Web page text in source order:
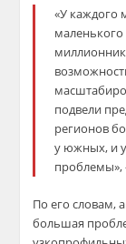
«У каждого
маленького
подвели
регионов
у южных, и
проблемы»,
По его словам,
большая